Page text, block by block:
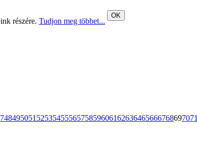
OK
részére. Tudjon meg többet...
48495051 5253545556575859606162636465666768697071